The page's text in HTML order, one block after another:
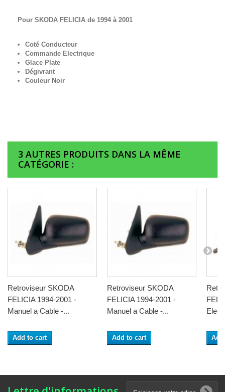
Pour SKODA FELICIA de 1994 à 2001
Coté Conducteur
Commande Electrique
Glace Plate
Dégivrant
Couleur Noir
3 AUTRES PRODUITS DANS LA MÊME
CATÉGORIE :
Retroviseur SKODA
FELICIA 1994-2001 -
Manuel a Cable -...
Add to cart
Retroviseur SKODA
FELICIA 1994-2001 -
Manuel a Cable -...
Add to cart